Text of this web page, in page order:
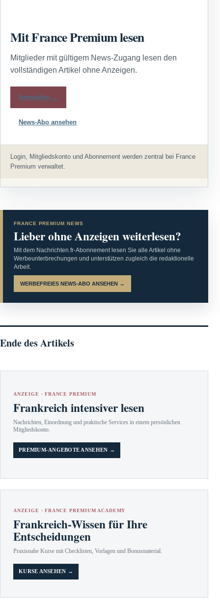
Mit France Premium lesen
Mitglieder mit gültigem News-Zugang lesen den
vollständigen Artikel ohne Anzeigen.
Anmelden →
News-Abo ansehen
Login, Mitgliedskonto und Abonnement werden zentral bei France
Premium verwaltet.
FRANCE PREMIUM NEWS
Lieber ohne Anzeigen weiterlesen?
Mit dem Nachrichten.fr-Abonnement lesen Sie alle Artikel ohne
Werbeunterbrechungen und unterstützen zugleich die redaktionelle
Arbeit.
WERBEFREIES NEWS-ABO ANSEHEN →
Ende des Artikels
ANZEIGE · FRANCE PREMIUM
Frankreich intensiver lesen
Nachrichten, Einordnung und praktische Services in einem persönlichen
Mitgliedskonto.
PREMIUM-ANGEBOTE ANSEHEN →
ANZEIGE · FRANCE PREMIUM ACADEMY
Frankreich-Wissen für Ihre
Entscheidungen
Praxisnahe Kurse mit Checklisten, Vorlagen und Bonusmaterial.
KURSE ANSEHEN →